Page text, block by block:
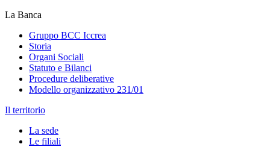
La Banca
Gruppo BCC Iccrea
Storia
Organi Sociali
Statuto e Bilanci
Procedure deliberative
Modello organizzativo 231/01
Il territorio
La sede
Le filiali